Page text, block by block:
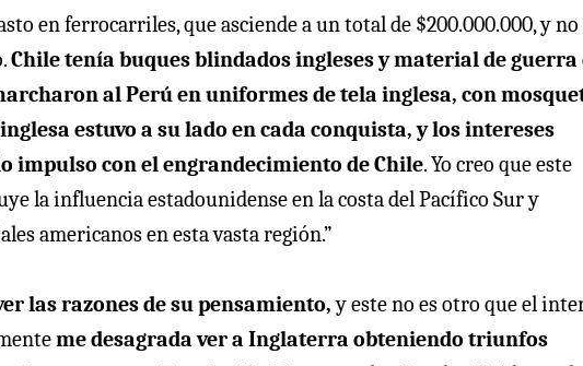
en ferrocarriles, que asciende a un total de $200.000.000, y no
Chile tenía buques blindados ingleses y material de guerra
al Perú en uniformes de tela inglesa, con
estuvo a su lado en cada conquista, y los intereses
impulso con el engrandecimiento de Chile. Yo creo que este
la influencia estadounidense en la costa del Pacífico Sur y
americanos en esta vasta región.”
las razones de su pensamiento,y este no es otro que el
me desagrada ver a Inglaterra obteniendo triunfos